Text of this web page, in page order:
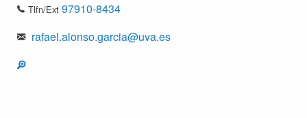
Tlfn/Ext 97910-8434
rafael.alonso.garcia@uva.es